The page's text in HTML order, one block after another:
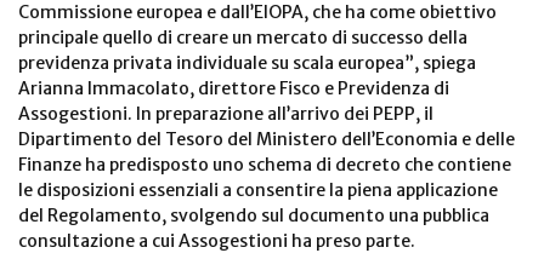
Commissione europea e dall’EIOPA, che ha come obiettivo
principale quello di creare un mercato di successo della
previdenza privata individuale su scala europea”, spiega
Arianna Immacolato, direttore Fisco e Previdenza di
Assogestioni. In preparazione all’arrivo dei PEPP, il
Dipartimento del Tesoro del Ministero dell’Economia e delle
Finanze ha predisposto uno schema di decreto che contiene
le disposizioni essenziali a consentire la piena applicazione
del Regolamento, svolgendo sul documento una pubblica
consultazione a cui Assogestioni ha preso parte.